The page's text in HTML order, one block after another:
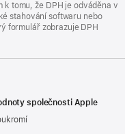
tomu, že DPH je odváděna v
stahování softwaru nebo
formulář zobrazuje DPH
společnosti Apple